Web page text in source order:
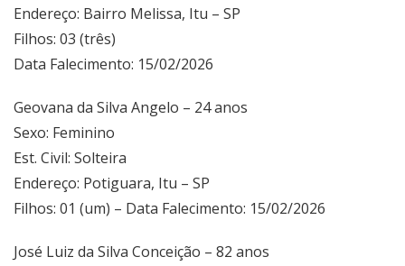
Endereço: Bairro Melissa, Itu – SP
Filhos: 03 (três)
Data Falecimento: 15/02/2026
Geovana da Silva Angelo – 24 anos
Sexo: Feminino
Est. Civil: Solteira
Endereço: Potiguara, Itu – SP
Filhos: 01 (um) – Data Falecimento: 15/02/2026
José Luiz da Silva Conceição – 82 anos